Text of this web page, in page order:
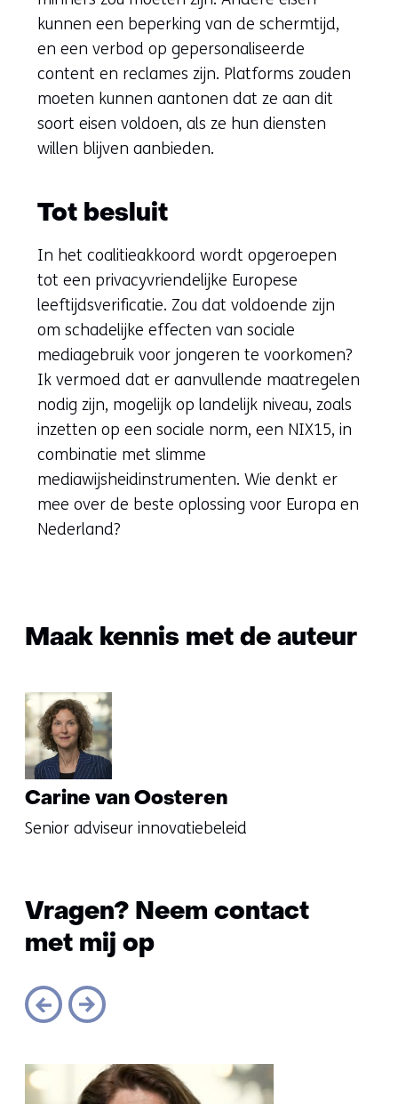
kunnen een beperking van de schermtijd,
en een verbod op gepersonaliseerde
content en reclames zijn. Platforms zouden
moeten kunnen aantonen dat ze aan dit
soort eisen voldoen, als ze hun diensten
willen blijven aanbieden.
Tot besluit
In het coalitieakkoord wordt opgeroepen
tot een privacyvriendelijke Europese
leeftijdsverificatie. Zou dat voldoende zijn
om schadelijke effecten van sociale
mediagebruik voor jongeren te voorkomen?
Ik vermoed dat er aanvullende maatregelen
nodig zijn, mogelijk op landelijk niveau, zoals
inzetten op een sociale norm, een NIX15, in
combinatie met slimme
mediawijsheidinstrumenten. Wie denkt er
mee over de beste oplossing voor Europa en
Nederland?
Maak kennis met de auteur
Carine van Oosteren
Senior adviseur innovatiebeleid
Vragen? Neem contact
met mij op
Sla
navigatie